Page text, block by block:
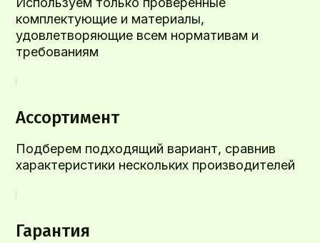
комплектующие и материалы,
удовлетворяющие всем нормативам и
требованиям
Ассортимент
Подберем подходящий вариант, сравнив
характеристики нескольких производителей
Гарантия